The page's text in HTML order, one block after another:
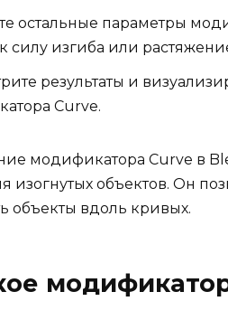
остальные параметры
силу изгиба или
результаты и
Curve.
модификатора Curve в
изогнутых объектов. Он
объекты вдоль кривых.